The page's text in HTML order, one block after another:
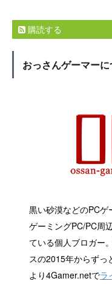
購読する
おっさんゲーマー
黒い砂漠などのPCゲ
ゲーミングPC/PC周
ている個人ブロガー
スの2015年からず
より4Gamer.netでラ